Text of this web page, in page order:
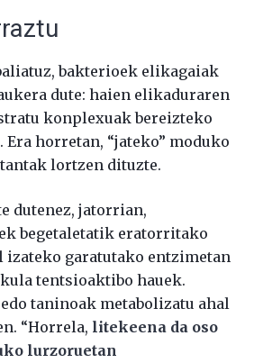
bakterioek elikagaiak
dute: haien elikaduraren
konplexuak bereizteko
horretan, “jateko” moduko
lortzen dituzte.
dutenez, jatorrian,
begetaletatik eratorritako
izateko garatutako entzimetan
tentsioaktibo hauek.
taninoak metabolizatu ahal
“Horrela, litekeena da oso
lurzoruetan